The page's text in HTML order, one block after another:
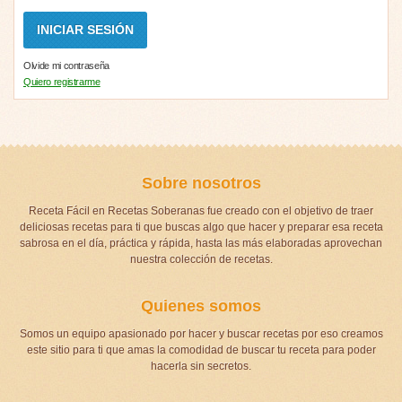
Olvide mi contraseña
Quiero registrarme
Sobre nosotros
Receta Fácil en Recetas Soberanas fue creado con el objetivo de traer
deliciosas recetas para ti que buscas algo que hacer y preparar esa receta
sabrosa en el día, práctica y rápida, hasta las más elaboradas aprovechan
nuestra colección de recetas.
Quienes somos
Somos un equipo apasionado por hacer y buscar recetas por eso creamos
este sitio para ti que amas la comodidad de buscar tu receta para poder
hacerla sin secretos.